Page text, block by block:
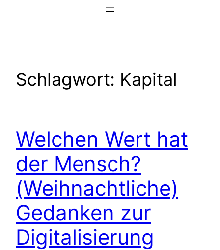
Schlagwort: Kapital
Welchen Wert hat
der Mensch?
(Weihnachtliche)
Gedanken zur
Digitalisierung